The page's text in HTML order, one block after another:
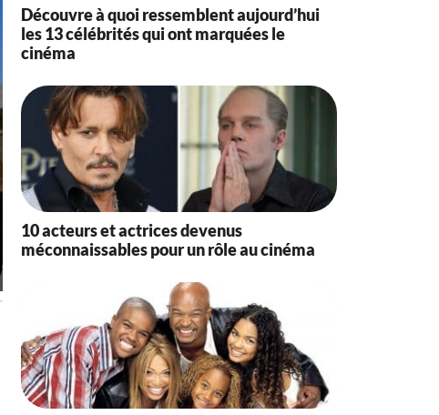
Découvre à quoi ressemblent aujourd’hui
les 13 célébrités qui ont marquées le
cinéma
10 acteurs et actrices devenus
méconnaissables pour un rôle au cinéma